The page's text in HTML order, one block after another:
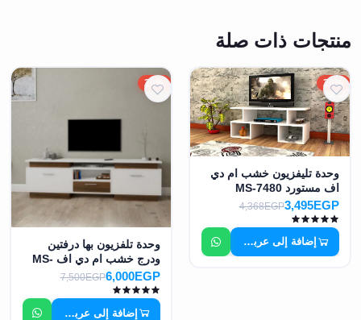
منتجات ذات صلة
20%
وحدة تليفزيون خشب ام دي
اف مستورد MS-7480
3,495EGP
4,368EGP
إضافة إلى عربة التسوق
20%
وحدة تلفزيون بها درفتين
ودرج خشب ام دي اف MS-
7492
6,000EGP
7,500EGP
إضافة إلى عربة التسوق